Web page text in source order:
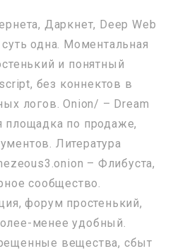
Даркнет, Deep Web
одна. Моментальная
и понятный
без коннектов в
логов. Onion/ – Dream
площадка по продаже,
Литература
– Флибуста,
сообщество.
форум простенький,
менее удобный.
вещества, сбыт